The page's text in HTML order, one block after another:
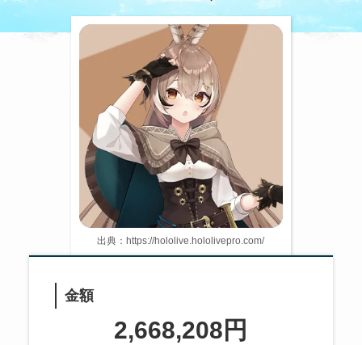
出典：https://hololive.hololivepro.com/
金額
2,668,208円